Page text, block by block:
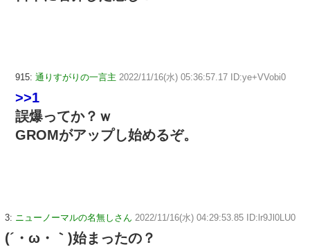
915: 通りすがりの一言主 2022/11/16(水) 05:36:57.17 ID:ye+VVobi0
>>1
誤爆ってか？ｗ
GROMがアップし始めるぞ。
3: ニューノーマルの名無しさん 2022/11/16(水) 04:29:53.85 ID:lr9Jl0LU0
(´・ω・｀)始まったの？